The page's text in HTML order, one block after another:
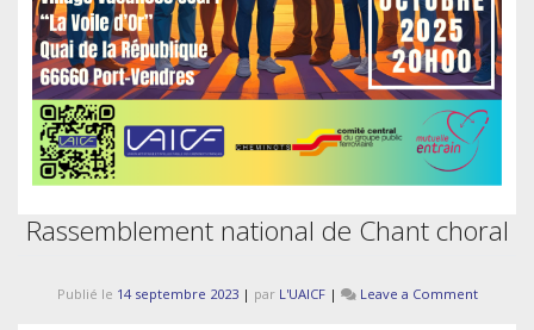
Rassemblement national de Chant choral
Publié le 14 septembre 2023| par L'UAICF| Leave a Commenton